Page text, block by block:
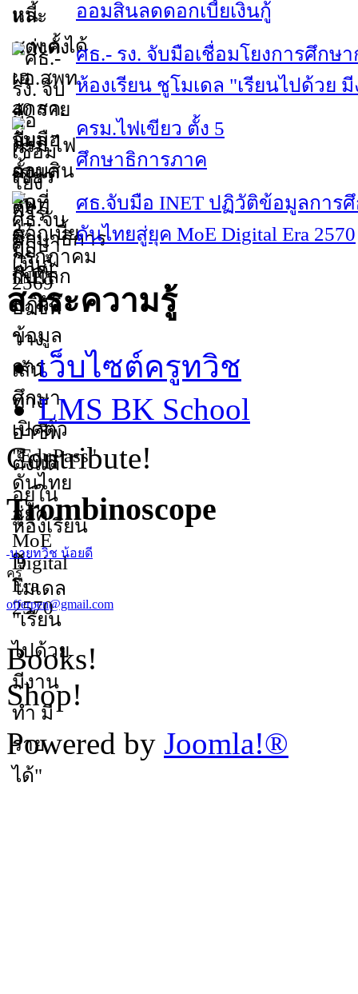
ออมสินลดดอกเบี้ยเงินกู้
ศธ.- รง. จับมือเชื่อมโยงการศึกษ
ห้องเรียน ชูโมเดล "เรียนไปด้วย
ครม.ไฟเขียว ตั้ง 5
ศึกษาธิการภาค
ศธ.จับมือ INET ปฏิวัติข้อมูลการศึ
ดันไทยสู่ยุค MoE Digital Era 2570
สาระความรู้
เว็บไซต์ครูทวิช
LMS BK School
Contribute!
Trombinoscope
นายทวิช น้อยดี
ครู
offerpen@gmail.com
Books!
Shop!
Powered by Joomla!®